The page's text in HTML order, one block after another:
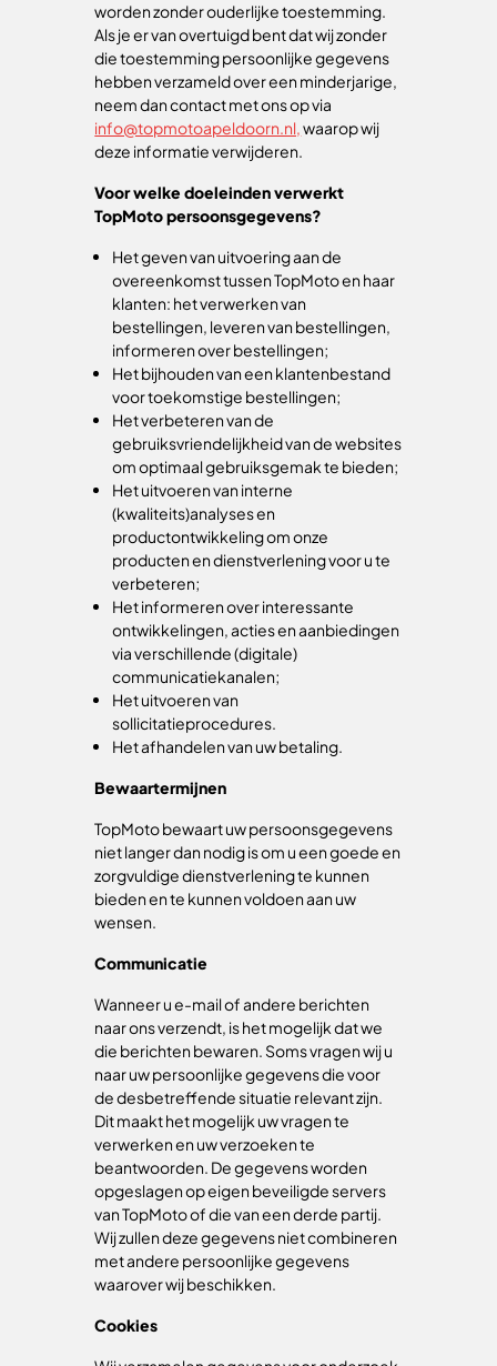
worden zonder ouderlijke toestemming.
Als je er van overtuigd bent dat wij zonder
die toestemming persoonlijke gegevens
hebben verzameld over een minderjarige,
neem dan contact met ons op via
info@topmotoapeldoorn.nl,waarop wij
deze informatie verwijderen.
Voor welke doeleinden verwerkt
TopMoto persoonsgegevens?
Het geven van uitvoering aan de
overeenkomst tussen TopMoto en haar
klanten: het verwerken van
bestellingen, leveren van bestellingen,
informeren over bestellingen;
Het bijhouden van een klantenbestand
voor toekomstige bestellingen;
Het verbeteren van de
gebruiksvriendelijkheid van de websites
om optimaal gebruiksgemak te bieden;
Het uitvoeren van interne
(kwaliteits)analyses en
productontwikkeling om onze
producten en dienstverlening voor u te
verbeteren;
Het informeren over interessante
ontwikkelingen, acties en aanbiedingen
via verschillende (digitale)
communicatiekanalen;
Het uitvoeren van
sollicitatieprocedures.
Het afhandelen van uw betaling.
Bewaartermijnen
TopMoto bewaart uw persoonsgegevens
niet langer dan nodig is om u een goede en
zorgvuldige dienstverlening te kunnen
bieden en te kunnen voldoen aan uw
wensen.
Communicatie
Wanneer u e-mail of andere berichten
naar ons verzendt, is het mogelijk dat we
die berichten bewaren. Soms vragen wij u
naar uw persoonlijke gegevens die voor
de desbetreffende situatie relevant zijn.
Dit maakt het mogelijk uw vragen te
verwerken en uw verzoeken te
beantwoorden. De gegevens worden
opgeslagen op eigen beveiligde servers
van TopMoto of die van een derde partij.
Wij zullen deze gegevens niet combineren
met andere persoonlijke gegevens
waarover wij beschikken.
Cookies